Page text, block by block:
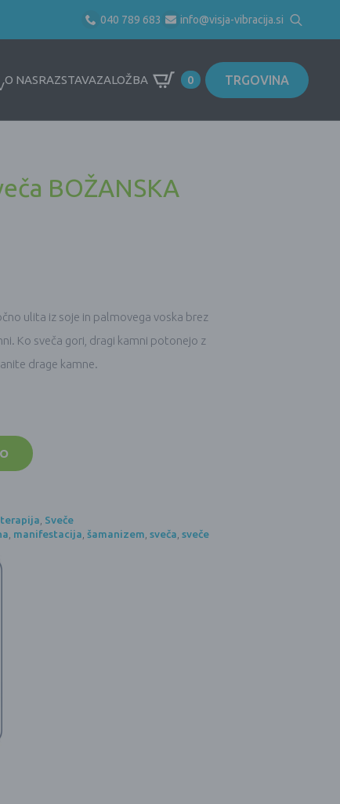
040 789 683 info@visja-vibracija.si
Search
for:
O NASRAZSTAVAZALOŽBA 0 TRGOVINA
BOŽANSKA
ulita iz soje in palmovega voska brez
Ko sveča gori, dragi kamni potonejo z
drage kamne.
, Sveče
, manifestacija, šamanizem, sveča, sveče